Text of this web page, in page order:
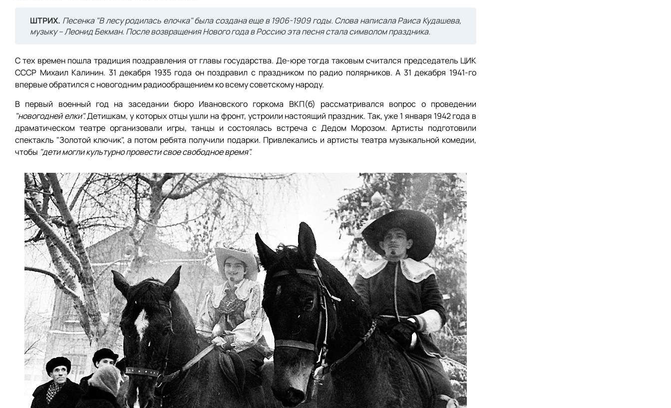
ШТРИХ. Песенка "В лесу родилась елочка" была создана еще в 1906-1909 годы. Слова написала Раиса Кудашева,
музыку – Леонид Бекман. После возвращения Нового года в Россию эта песня стала символом праздника.
С тех времен пошла традиция поздравления от главы государства. Де-юре тогда таковым считался председатель ЦИК
СССР Михаил Калинин. 31 декабря 1935 года он поздравил с праздником по радио полярников. А 31 декабря 1941-го
впервые обратился с новогодним радиообращением ко всему советскому народу.
В первый военный год на заседании бюро Ивановского горкома ВКП(б) рассматривался вопрос о проведении
"новогодней елки".Детишкам, у которых отцы ушли на фронт, устроили настоящий праздник. Так, уже 1 января 1942 года в
драматическом театре организовали игры, танцы и состоялась встреча с Дедом Морозом. Артисты подготовили
спектакль "Золотой ключик", а потом ребята получили подарки. Привлекались и артисты театра музыкальной комедии,
чтобы "дети могли культурно провести свое свободное время".